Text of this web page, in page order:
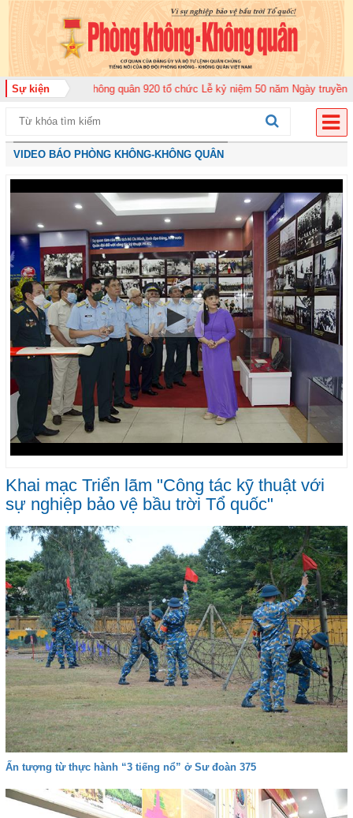
Sự kiện
Không quân 920 tổ chức Lễ kỷ niệm 50 năm Ngày truyền thống (12-11-
VIDEO BÁO PHÒNG KHÔNG-KHÔNG QUÂN
Khai mạc Triển lãm "Công tác kỹ thuật với
sự nghiệp bảo vệ bầu trời Tổ quốc"
Ấn tượng từ thực hành “3 tiếng nổ” ở Sư đoàn 375